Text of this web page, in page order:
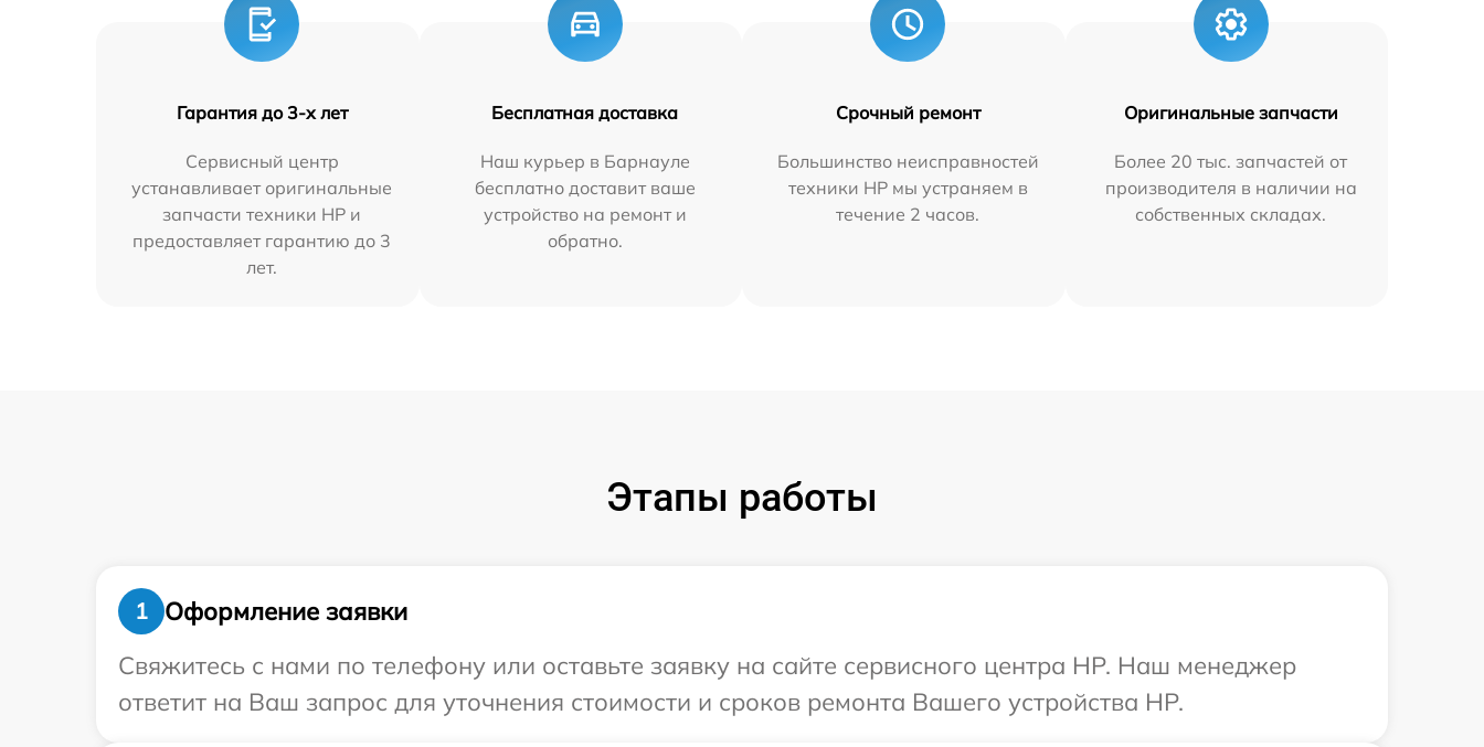
Гарантия до 3-х лет
Сервисный центр
устанавливает оригинальные
запчасти техники HP и
предоставляет гарантию до 3
лет.
Бесплатная доставка
Наш курьер в Барнауле
бесплатно доставит ваше
устройство на ремонт и
обратно.
Срочный ремонт
Большинство неисправностей
техники HP мы устраняем в
течение 2 часов.
Оригинальные запчасти
Более 20 тыс. запчастей от
производителя в наличии на
собственных складах.
Этапы работы
1
Оформление заявки
Свяжитесь с нами по телефону или оставьте заявку на сайте сервисного центра HP. Наш менеджер
ответит на Ваш запрос для уточнения стоимости и сроков ремонта Вашего устройства HP.